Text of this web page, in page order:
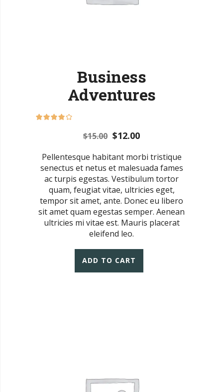
Business
Adventures
$15.00 Original
was:
$15.00.
$12.00Current
is:
$12.00.
Pellentesque habitant morbi tristique
senectus et netus et malesuada fames
ac turpis egestas. Vestibulum tortor
quam, feugiat vitae, ultricies eget,
tempor sit amet, ante. Donec eu libero
sit amet quam egestas semper. Aenean
ultricies mi vitae est. Mauris placerat
eleifend leo.
ADD TO CART